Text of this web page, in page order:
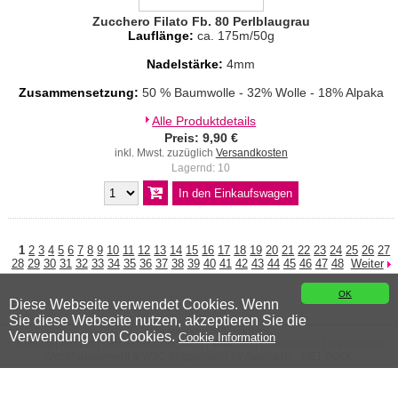
OK
Diese Webseite verwendet Cookies. Wenn
Sie diese Webseite nutzen, akzeptieren Sie die
Verwendung von Cookies. Cookie Information
Zucchero Filato Fb. 80 Perlblaugrau
Lauflänge: ca. 175m/50g
Nadelstärke: 4mm
Zusammensetzung: 50 % Baumwolle - 32% Wolle - 18% Alpaka
Alle Produktdetails
Preis: 9,90 €
inkl. Mwst. zuzüglich Versandkosten
Lagernd: 10
1 2 3 4 5 6 7 8 9 10 11 12 13 14 15 16 17 18 19 20 21 22 23 24 25 26 27
28 29 30 31 32 33 34 35 36 37 38 39 40 41 42 43 44 45 46 47 48 Weiter
© 2026 Wiener Wollwicklerei
Kontakt |Anfahrt |Versandkosten |AGB|Widerruf|Datenschutz